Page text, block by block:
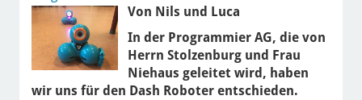
Von Nils und Luca
In der Programmier AG, die von
Herrn Stolzenburg und Frau
Niehaus geleitet wird, haben
wir uns für den Dash Roboter entschieden.